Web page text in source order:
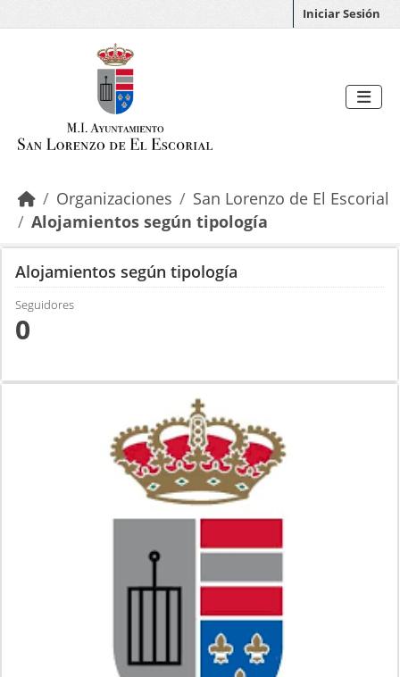
Iniciar Sesión
Organizaciones
San Lorenzo de El Escorial
Alojamientos según tipología
Alojamientos según tipología
Seguidores
0